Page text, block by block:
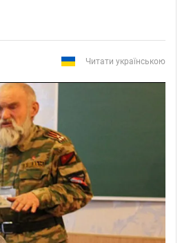
Читати українською